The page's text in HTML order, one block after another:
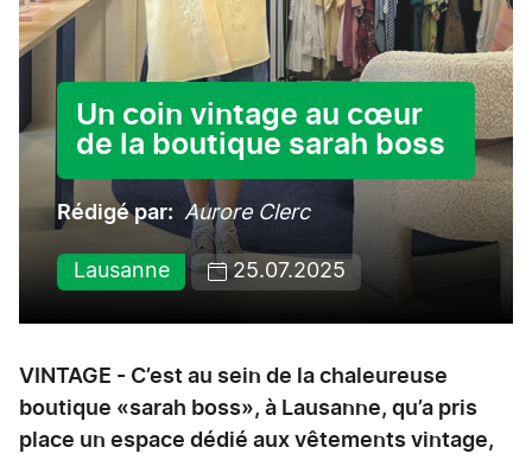
Un coin vintage au cœur
de la boutique sarah boss
Rédigé par Aurore Clerc
Lausanne 25.07.2025
VINTAGE - C’est au sein de la chaleureuse
boutique «sarah boss», à Lausanne, qu’a pris
place un espace dédié aux vêtements vintage,